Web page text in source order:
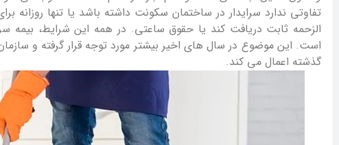
تفاوتی ندارد سرایدار در ساختمان سکونت داشته باشد یا تنها روزانه
الزحمه ثابت دریافت کند یا حقوق ساعتی. در همه این شرایط، بیمه
است. این موضوع در سال های اخیر بیشتر مورد توجه قرار گرفته و
گذشته اعمال می کند.